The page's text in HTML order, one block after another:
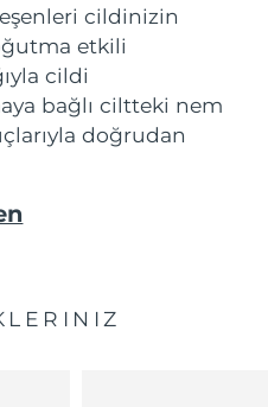
cildinizin
etkili
cildi
bağlı ciltteki nem
doğrudan